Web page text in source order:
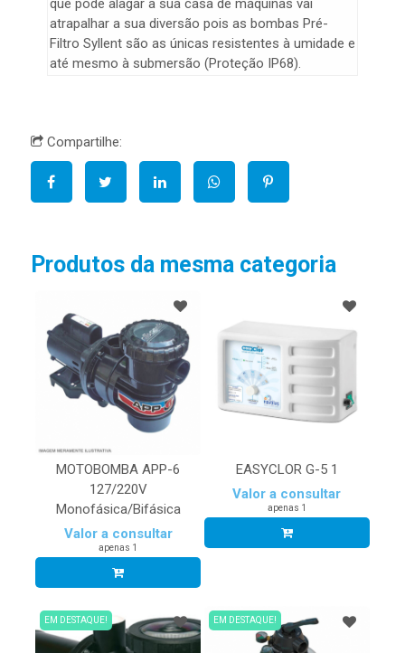
que pode alagar a sua casa de máquinas vai
atrapalhar a sua diversão pois as bombas Pré-
Filtro Syllent são as únicas resistentes à umidade e
até mesmo à submersão (Proteção IP68).
Compartilhe:
Produtos da mesma categoria
MOTOBOMBA APP-6
127/220V
Monofásica/Bifásica
Valor a consultar
apenas 1
EASYCLOR G-5 1
Valor a consultar
apenas 1
EM DESTAQUE! EM DESTAQUE!